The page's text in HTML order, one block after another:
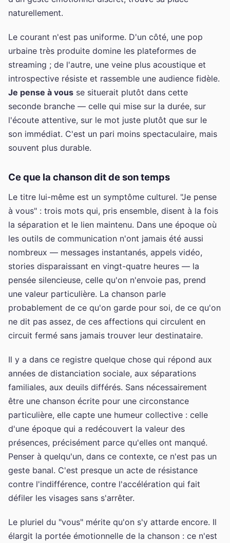
naturellement.
Le courant n'est pas uniforme. D'un côté, une pop
urbaine très produite domine les plateformes de
streaming ; de l'autre, une veine plus acoustique et
introspective résiste et rassemble une audience fidèle.
Je pense à vous se situerait plutôt dans cette
seconde branche — celle qui mise sur la durée, sur
l'écoute attentive, sur le mot juste plutôt que sur le
son immédiat. C'est un pari moins spectaculaire, mais
souvent plus durable.
Ce que la chanson dit de son temps
Le titre lui-même est un symptôme culturel. "Je pense
à vous" : trois mots qui, pris ensemble, disent à la fois
la séparation et le lien maintenu. Dans une époque où
les outils de communication n'ont jamais été aussi
nombreux — messages instantanés, appels vidéo,
stories disparaissant en vingt-quatre heures — la
pensée silencieuse, celle qu'on n'envoie pas, prend
une valeur particulière. La chanson parle
probablement de ce qu'on garde pour soi, de ce qu'on
ne dit pas assez, de ces affections qui circulent en
circuit fermé sans jamais trouver leur destinataire.
Il y a dans ce registre quelque chose qui répond aux
années de distanciation sociale, aux séparations
familiales, aux deuils différés. Sans nécessairement
être une chanson écrite pour une circonstance
particulière, elle capte une humeur collective : celle
d'une époque qui a redécouvert la valeur des
présences, précisément parce qu'elles ont manqué.
Penser à quelqu'un, dans ce contexte, ce n'est pas un
geste banal. C'est presque un acte de résistance
contre l'indifférence, contre l'accélération qui fait
défiler les visages sans s'arrêter.
Le pluriel du "vous" mérite qu'on s'y attarde encore. Il
élargit la portée émotionnelle de la chanson : ce n'est